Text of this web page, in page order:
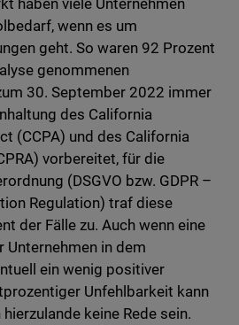
haben viele Unternehmen
wenn es um
geht. So waren 92 Prozent
genommenen
30. September 2022 immer
des California
(CCPA) und des California
vorbereitet, für die
(DSGVO bzw. GDPR –
Regulation) traf diese
der Fälle zu. Auch wenn eine
Unternehmen in dem
ein wenig positiver
Unfehlbarkeit kann
keine Rede sein.